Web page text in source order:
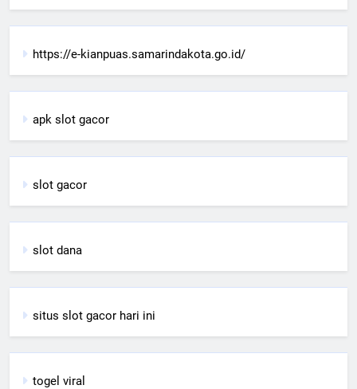
https://e-kianpuas.samarindakota.go.id/
apk slot gacor
slot gacor
slot dana
situs slot gacor hari ini
togel viral